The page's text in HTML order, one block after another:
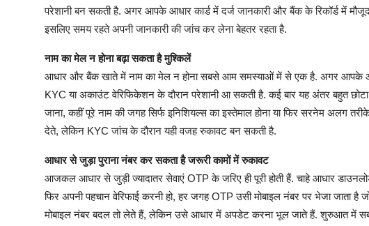
परेशानी बन सकती है. अगर आपके आधार कार्ड में दर्ज जानकारी और बैंक के रिकॉर्ड में
इसलिए समय रहते अपनी जानकारी की जांच कर लेना बेहतर रहता है.
नाम का मेल न होना बढ़ा सकता है मुश्किलें
आधार और बैंक खाते में नाम का मेल न होना सबसे आम समस्याओं में से एक है. अगर आपके
KYC या अकाउंट वेरिफिकेशन के दौरान परेशानी आ सकती है. कई बार यह अंतर बहुत
जाना, कहीं पूरे नाम की जगह सिर्फ इनिशियल्स का इस्तेमाल होना या फिर सरनेम अलग
देते, लेकिन KYC जांच के दौरान यही वजह रुकावट बन सकती है.
आधार से जुड़ा पुराना नंबर कर सकता है जरूरी कामों में रुकावट
आजकल आधार से जुड़ी ज्यादातर सेवाएं OTP के जरिए ही पूरी होती हैं. चाहे आधार
फिर अपनी पहचान वेरिफाई करनी हो, हर जगह OTP उसी मोबाइल नंबर पर भेजा जाता
मोबाइल नंबर बदल तो लेते हैं, लेकिन उसे आधार में अपडेट करना भूल जाते हैं. शुरुआत में